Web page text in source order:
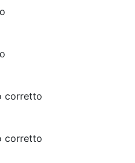
corretto
corretto